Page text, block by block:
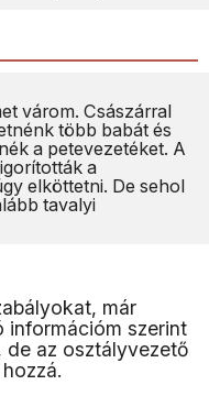
várom. Császárral
több babát és
a petevezetéket. A
a
elköttetni. De sehol
tavalyi
már
információm szerint
de az osztályvezető